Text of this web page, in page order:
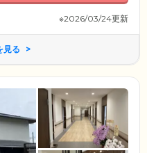
※2026/03/24更新
見る